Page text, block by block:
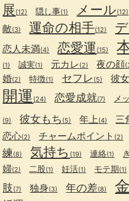
展(12) 隠し事(1) メール(12)
敵(3) 運命の相手(12)
恋人未満(4) 恋愛運 (15)
(1) 誠実(1) 元カレ (2) 夜の顔
婚(2) 特徴(1) セフレ (5) 彼
開運 (24) 恋愛成就(7) メ
(9) 彼女もち (5) 年上 (4) 三
恋心(2) チャームポイント (2)
練(8) 気持ち (19) 連絡(1)
婦(2) 二股(1) 妊活(1) モテ期(1)
肢(7) 独身(3) 年の差(8)